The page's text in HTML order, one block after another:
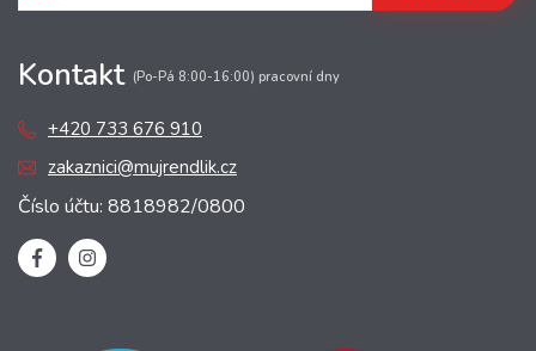
Kontakt (Po-Pá 8:00-16:00) pracovní dny
+420 733 676 910
zakaznici@mujrendlik.cz
Číslo účtu: 8818982/0800